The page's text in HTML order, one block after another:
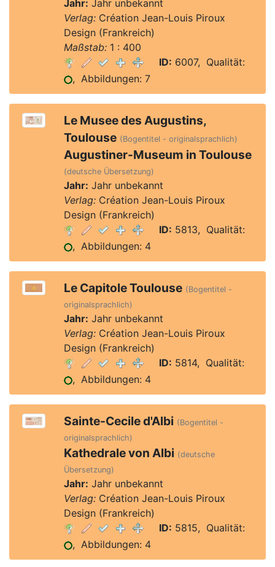
Jahr: Jahr unbekannt
Verlag:Création Jean-Louis Piroux
Design (Frankreich)
Maßstab:1 : 400
ID: 6007, Qualität:
, Abbildungen: 7
Le Musee des Augustins,
Toulouse (Bogentitel - originalsprachlich)
Augustiner-Museum in Toulouse
(deutsche Übersetzung)
Jahr: Jahr unbekannt
Verlag:Création Jean-Louis Piroux
Design (Frankreich)
ID: 5813, Qualität:
, Abbildungen: 4
Le Capitole Toulouse (Bogentitel -
originalsprachlich)
Jahr: Jahr unbekannt
Verlag:Création Jean-Louis Piroux
Design (Frankreich)
ID: 5814, Qualität:
, Abbildungen: 4
Sainte-Cecile d'Albi (Bogentitel -
originalsprachlich)
Kathedrale von Albi (deutsche
Übersetzung)
Jahr: Jahr unbekannt
Verlag:Création Jean-Louis Piroux
Design (Frankreich)
ID: 5815, Qualität:
, Abbildungen: 4